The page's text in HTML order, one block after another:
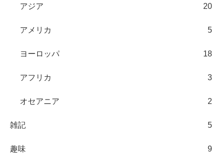
アジア 20
アメリカ 5
ヨーロッパ 18
アフリカ 3
オセアニア 2
雑記 5
趣味 9